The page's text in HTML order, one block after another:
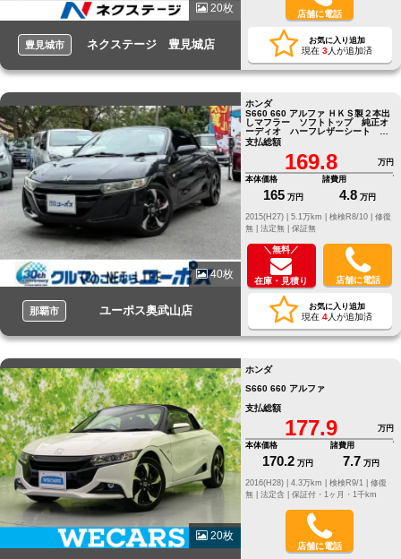
20枚
豊見城市 ネクステージ 豊見城店
店舗に電話
お気に入り追加
現在 3人が追加済
40枚
那覇市 ユーポス奥武山店
ホンダ
S660 660 アルファ ＨＫＳ製２本出
しマフラー ソフトトップ 純正オ
ーディオ ハーフレザーシート バ
ックカメラ
支払総額
169.8
万円
本体価格
165 万円
諸費用
4.8 万円
修復
無 | 法定無 | 保証無
＼無料／
在庫・見積り 店舗に電話
お気に入り追加
現在 4人が追加済
20枚
ホンダ
S660 660 アルファ
支払総額
177.9
万円
本体価格
170.2 万円
諸費用
7.7 万円
修復
無 | 法定含 | 保証付・1ヶ月・1千km
店舗に電話